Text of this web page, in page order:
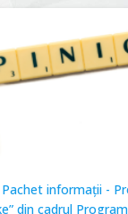
informații -
din cadrul